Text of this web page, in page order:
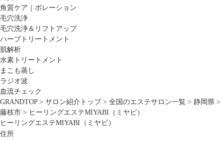
角質ケア｜ポレーション
毛穴洗浄
毛穴洗浄＆リフトアップ
ハーブトリートメント
肌解析
水素トリートメント
まこも蒸し
ラジオ波
血流チェック
GRANDTOP > サロン紹介トップ > 全国のエステサロン一覧 > 静岡県 >
藤枝市 > ヒーリングエステMIYABI（ミヤビ）
ヒーリングエステMIYABI（ミヤビ）
住所